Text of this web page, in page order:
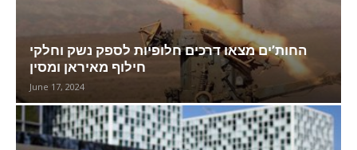
החות’ים מצאו דרכים חלופיות לספק נשק וחלקי
חילוף מאיראן ומסין
June 17, 2024